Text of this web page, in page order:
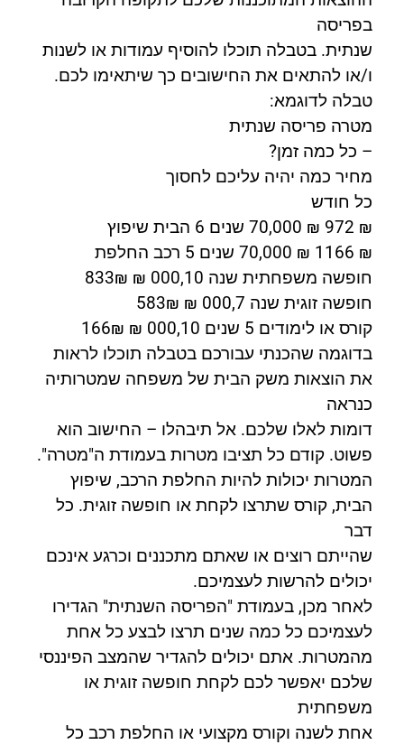
בפריסה
שנתית. בטבלה תוכלו להוסיף עמודות או לשנות
ו/או להתאים את החישובים כך שיתאימו לכם.
טבלה לדוגמא:
מטרה פריסה שנתית
– כל כמה זמן?
מחיר כמה יהיה עליכם לחסוך
כל חודש
₪ 972 ₪ 70,000 שנים 6 הבית שיפוץ
₪ 1166 ₪ 70,000 שנים 5 רכב החלפת
חופשה משפחתית שנה 000,10 ₪ 833₪
חופשה זוגית שנה 000,7 ₪ 583₪
קורס או לימודים 5 שנים 000,10 ₪ 166₪
בדוגמה שהכנתי עבורכם בטבלה תוכלו לראות
את הוצאות משק הבית של משפחה שמטרותיה
כנראה
דומות לאלו שלכם. אל תיבהלו – החישוב הוא
פשוט. קודם כל תציבו מטרות בעמודת ה"מטרה".
המטרות יכולות להיות החלפת הרכב, שיפוץ
הבית, קורס שתרצו לקחת או חופשה זוגית. כל
דבר
שהייתם רוצים או שאתם מתכננים וכרגע אינכם
יכולים להרשות לעצמיכם.
לאחר מכן, בעמודת "הפריסה השנתית" הגדירו
לעצמיכם כל כמה שנים תרצו לבצע כל אחת
מהמטרות. אתם יכולים להגדיר שהמצב הפיננסי
שלכם יאפשר לכם לקחת חופשה זוגית או
משפחתית
אחת לשנה וקורס מקצועי או החלפת רכב כל